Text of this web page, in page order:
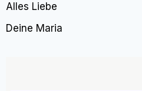
Alles Liebe
Deine Maria